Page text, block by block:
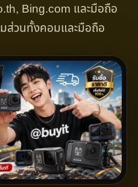
Bing.com และมือถือ
ส่วนทั้งคอมและมือถือ